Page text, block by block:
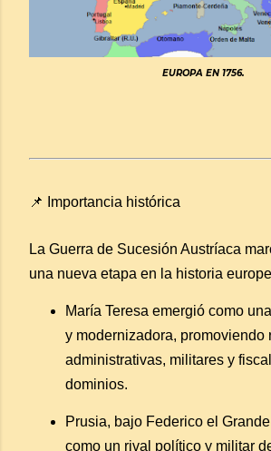
EUROPA EN 1756.
📌 Importancia histórica
La Guerra de Sucesión Austríaca
una nueva etapa en la historia
María Teresa emergió como
y modernizadora, promoviendo
administrativas, militares y
dominios.
Prusia, bajo Federico el
como un rival político y militar